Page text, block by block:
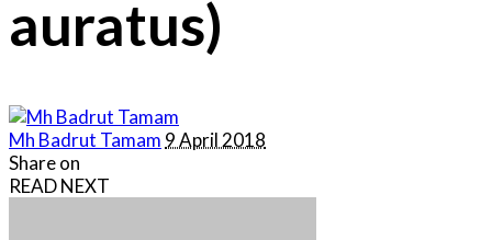
auratus)
Posted
by
Mh Badrut Tamam 9 April 2018
Share on
READ NEXT